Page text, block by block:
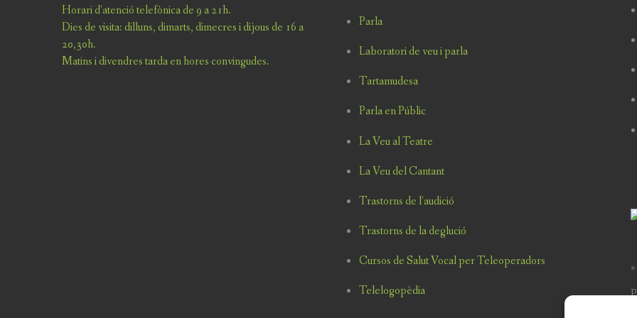
Horari d’atenció telefònica de 9 a 21h.
Dies de visita: dilluns, dimarts, dimecres i dijous de 16 a
20,30h.
Matins i divendres tarda en hores convingudes.
Parla
Laboratori de veu i parla
Tartamudesa
Parla en Públic
La Veu al Teatre
La Veu del Cantant
Trastorns de l’audició
Trastorns de la deglució
Cursos de Salut Vocal per Teleoperadors
Telelogopèdia